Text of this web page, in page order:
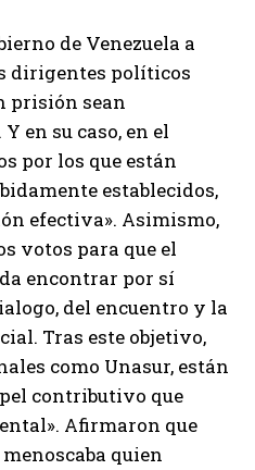
de Venezuela a
dirigentes políticos
prisión sean
en su caso, en el
por los que están
establecidos,
efectiva». Asimismo,
votos para que el
encontrar por sí
del encuentro y la
Tras este objetivo,
como Unasur, están
contributivo que
Afirmaron que
quien